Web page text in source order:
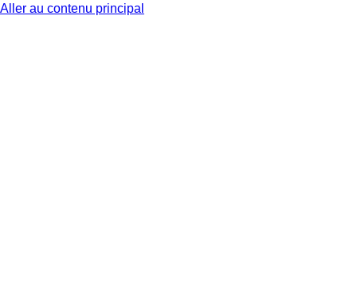
Aller au contenu principal